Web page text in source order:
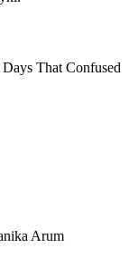
Days That Confused
Arum